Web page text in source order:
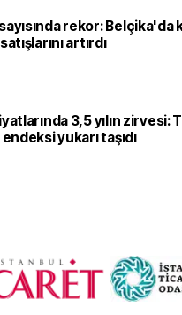
rekor: Belçika'da
artırdı
3,5 yılın zirvesi:
yukarı taşıdı